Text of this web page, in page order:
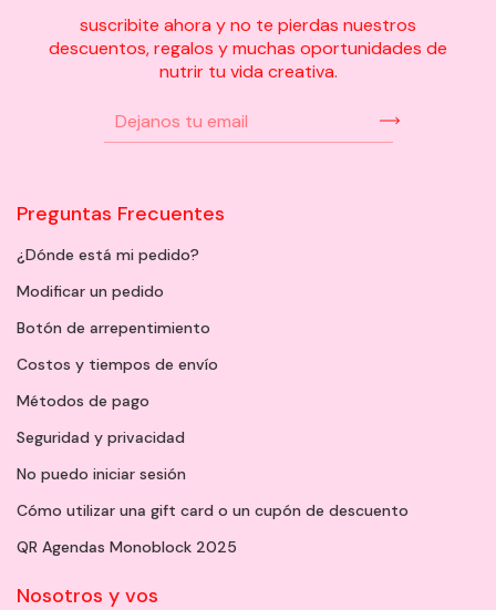
suscribite ahora y no te pierdas nuestros
descuentos, regalos y muchas oportunidades de
nutrir tu vida creativa.
Preguntas Frecuentes
¿Dónde está mi pedido?
Modificar un pedido
Botón de arrepentimiento
Costos y tiempos de envío
Métodos de pago
Seguridad y privacidad
No puedo iniciar sesión
Cómo utilizar una gift card o un cupón de descuento
QR Agendas Monoblock 2025
Nosotros y vos